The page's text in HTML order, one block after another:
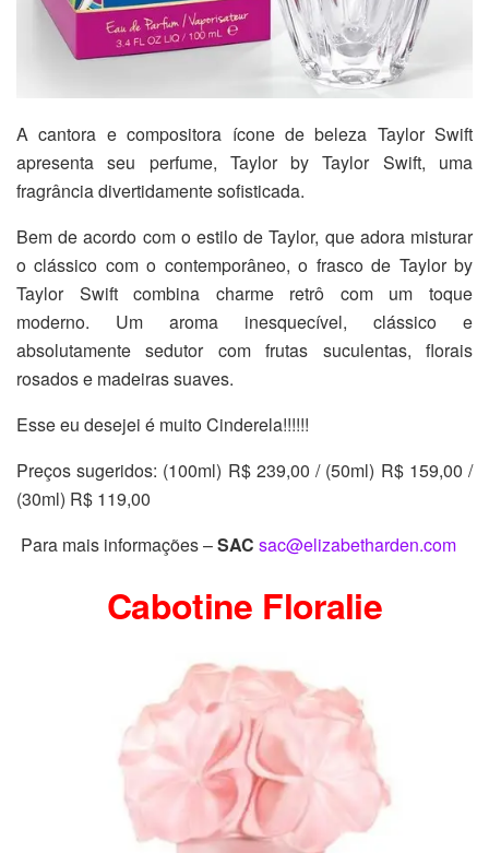
A cantora e compositora ícone de beleza Taylor Swift
apresenta seu perfume, Taylor by Taylor Swift, uma
fragrância divertidamente sofisticada.
Bem de acordo com o estilo de Taylor, que adora misturar
o clássico com o contemporâneo, o frasco de Taylor by
Taylor Swift combina charme retrô com um toque
moderno. Um aroma inesquecível, clássico e
absolutamente sedutor com frutas suculentas, florais
rosados e madeiras suaves.
Esse eu desejei é muito Cinderela!!!!!!
Preços sugeridos: (100ml) R$ 239,00 / (50ml) R$ 159,00 /
(30ml) R$ 119,00
Para mais informações –SAC sac@elizabetharden.com
Cabotine Floralie